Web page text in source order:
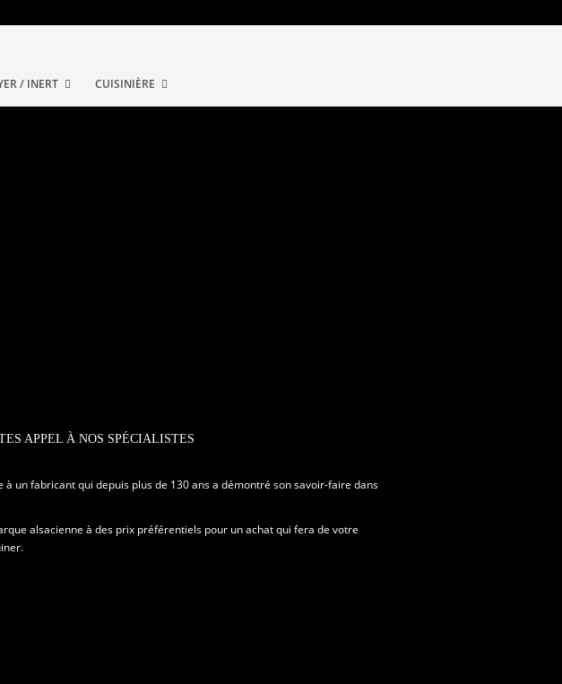
/ INERT CUISINIÈRE
APPEL À NOS SPÉCIALISTES
à un fabricant qui depuis plus de 130 ans a démontré son savoir-faire dans
alsacienne à des prix préférentiels pour un achat qui fera de votre